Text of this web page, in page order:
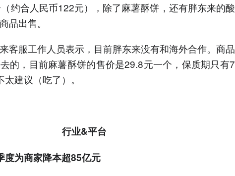
约合人民币122元），除了麻薯酥饼，还有胖东来的酸
品出售。
客服工作人员表示，目前胖东来没有和海外合作。商品
的，目前麻薯酥饼的售价是29.8元一个，保质期只有7
建议（吃了）。
行业&平台
度为商家降本超85亿元